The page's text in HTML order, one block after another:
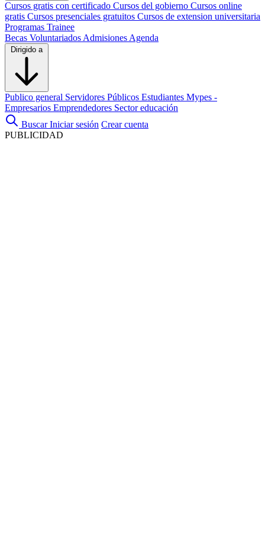
Cursos gratis con certificado Cursos del gobierno Cursos online
gratis Cursos presenciales gratuitos Cursos de extension universitaria
Programas Trainee
Becas Voluntariados Admisiones Agenda
Dirigido a
Publico general Servidores Públicos Estudiantes Mypes -
Empresarios Emprendedores Sector educación
Buscar Iniciar sesión Crear cuenta
PUBLICIDAD